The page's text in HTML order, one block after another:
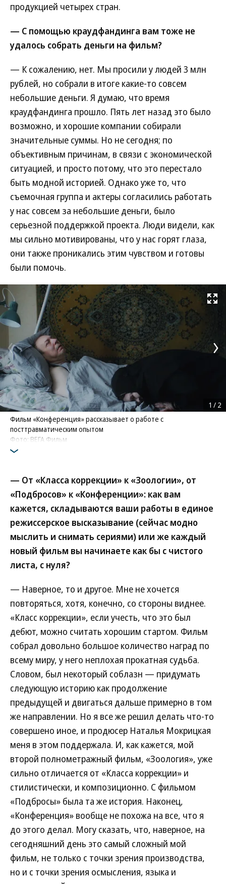
продукцией четырех стран.
— С помощью краудфандинга вам тоже не
удалось собрать деньги на фильм?
— К сожалению, нет. Мы просили у людей 3 млн
рублей, но собрали в итоге какие-то совсем
небольшие деньги. Я думаю, что время
краудфандинга прошло. Пять лет назад это было
возможно, и хорошие компании собирали
значительные суммы. Но не сегодня; по
объективным причинам, в связи с экономической
ситуацией, и просто потому, что это перестало
быть модной историей. Однако уже то, что
съемочная группа и актеры согласились работать
у нас совсем за небольшие деньги, было
серьезной поддержкой проекта. Люди видели, как
мы сильно мотивированы, что у нас горят глаза,
они также проникались этим чувством и готовы
были помочь.
Развернуть
Фильм «Конференция» рассказывает о работе с
посттравматическим опытом
Фото: ВЕГА Фильм
1 / 2
— От «Класса коррекции» к «Зоологии», от
«Подбросов» к «Конференции»: как вам
кажется, складываются ваши работы в единое
режиссерское высказывание (сейчас модно
мыслить и снимать сериями) или же каждый
новый фильм вы начинаете как бы с чистого
листа, с нуля?
— Наверное, то и другое. Мне не хочется
повторяться, хотя, конечно, со стороны виднее.
«Класс коррекции», если учесть, что это был
дебют, можно считать хорошим стартом. Фильм
собрал довольно большое количество наград по
всему миру, у него неплохая прокатная судьба.
Словом, был некоторый соблазн — придумать
следующую историю как продолжение
предыдущей и двигаться дальше примерно в том
же направлении. Но я все же решил делать что-то
совершено иное, и продюсер Наталья Мокрицкая
меня в этом поддержала. И, как кажется, мой
второй полнометражный фильм, «Зоология», уже
сильно отличается от «Класса коррекции» и
стилистически, и композиционно. С фильмом
«Подбросы» была та же история. Наконец,
«Конференция» вообще не похожа на все, что я
до этого делал. Могу сказать, что, наверное, на
сегодняшний день это самый сложный мой
фильм, не только с точки зрения производства,
но и с точки зрения осмысления, языка и